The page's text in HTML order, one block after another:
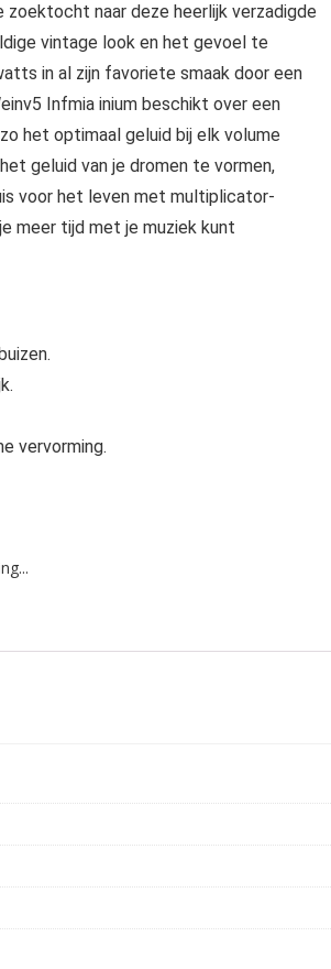
naar deze heerlijk verzadigde
vintage look en het gevoel te
in al zijn favoriete smaak door een
Infmia inium beschikt over een
het optimaal geluid bij elk volume
geluid van je dromen te vormen,
voor het leven met multiplicator-
meer tijd met je muziek kunt
vervorming.